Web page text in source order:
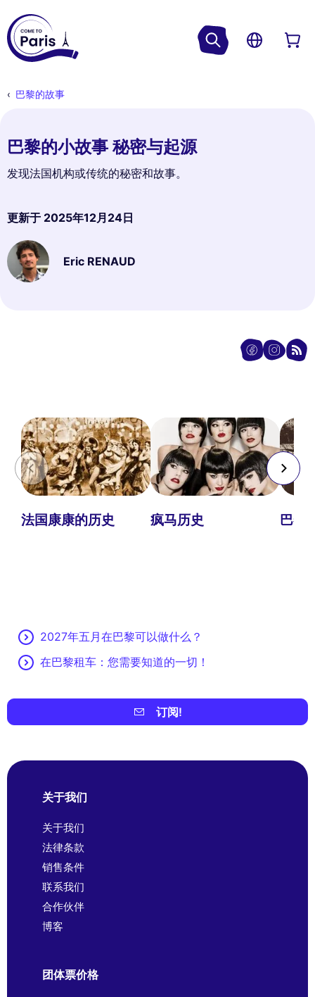
巴黎的故事
巴黎的小故事 秘密与起源
发现法国机构或传统的秘密和故事。
更新于 2025年12月24日
Eric RENAUD
法国康康的历史 疯马历史 巴黎
2027年五月在巴黎可以做什么？
在巴黎租车：您需要知道的一切！
订阅!
关于我们
关于我们
法律条款
销售条件
联系我们
合作伙伴
博客
团体票价格